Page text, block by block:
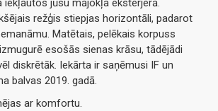
iekļautos jūsu mājokļa eksterjerā.
režģis stiepjas horizontāli, padarot
Matētais, pelēkais korpuss
esošās sienas krāsu, tādējādi
diskrētāk. Iekārta ir saņēmusi IF un
balvas 2019. gadā.
ar komfortu.